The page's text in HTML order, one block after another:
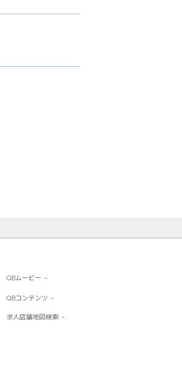
QBムービー
QBコンテンツ
求人店舗地図検索